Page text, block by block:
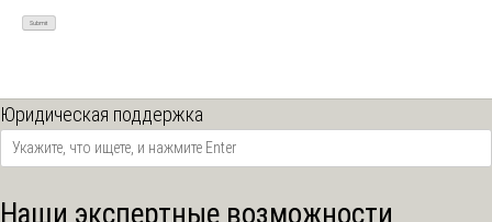
Юридическая поддержка
Наши экспертные возможности